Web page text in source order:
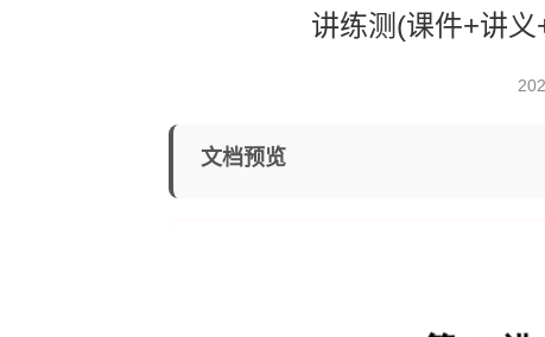
讲练测(课件+讲
文档预览